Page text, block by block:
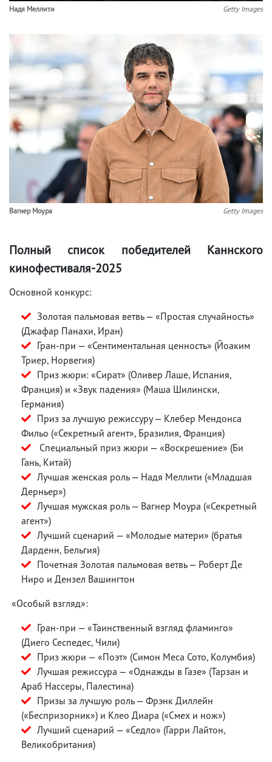
Надя Меллити Getty Images
Вагнер Моура Getty Images
Полный список победителей Каннского
кинофестиваля-2025
Основной конкурс:
Золотая пальмовая ветвь — «Простая случайность»
(Джафар Панахи, Иран)
Гран-при — «Сентиментальная ценность» (Йоаким
Триер, Норвегия)
Приз жюри: «Сират» (Оливер Лаше, Испания,
Франция) и «Звук падения» (Маша Шилински,
Германия)
Приз за лучшую режиссуру — Клебер Мендонса
Фильо («Секретный агент», Бразилия, Франция)
Специальный приз жюри — «Воскрешение» (Би
Гань, Китай)
Лучшая женская роль — Надя Меллити («Младшая
Дерньер»)
Лучшая мужская роль — Вагнер Моура («Секретный
агент»)
Лучший сценарий — «Молодые матери» (братья
Дарденн, Бельгия)
Почетная Золотая пальмовая ветвь — Роберт Де
Ниро и Дензел Вашингтон
«Особый взгляд»:
Гран-при — «Таинственный взгляд фламинго»
(Диего Сеспедес, Чили)
Приз жюри — «Поэт» (Симон Меса Сото, Колумбия)
Лучшая режиссура — «Однажды в Газе» (Тарзан и
Араб Нассеры, Палестина)
Призы за лучшую роль — Фрэнк Диллейн
(«Беспризорник») и Клео Диара («Смех и нож»)
Лучший сценарий — «Седло» (Гарри Лайтон,
Великобритания)